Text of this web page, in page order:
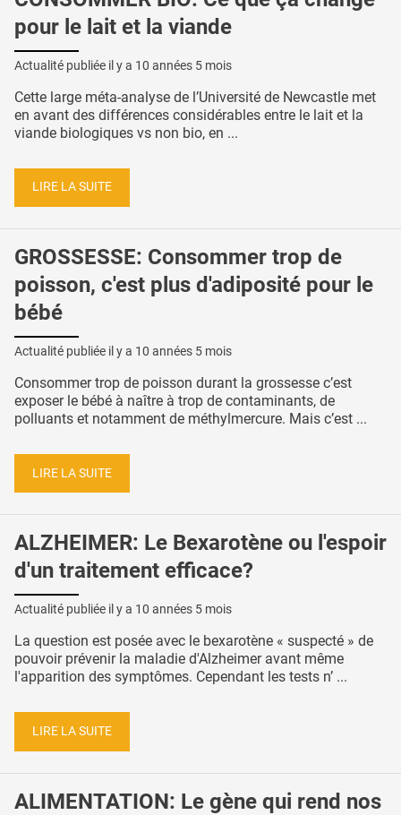
pour le lait et la viande
Actualité publiée il y a 10 années 5 mois
Cette large méta-analyse de l’Université de Newcastle met
en avant des différences considérables entre le lait et la
viande biologiques vs non bio, en ...
LIRE LA SUITE
GROSSESSE: Consommer trop de
poisson, c'est plus d'adiposité pour le
bébé
Actualité publiée il y a 10 années 5 mois
Consommer trop de poisson durant la grossesse c’est
exposer le bébé à naître à trop de contaminants, de
polluants et notamment de méthylmercure. Mais c’est ...
LIRE LA SUITE
ALZHEIMER: Le Bexarotène ou l'espoir
d'un traitement efficace?
Actualité publiée il y a 10 années 5 mois
La question est posée avec le bexarotène « suspecté » de
pouvoir prévenir la maladie d'Alzheimer avant même
l'apparition des symptômes. Cependant les tests n’ ...
LIRE LA SUITE
ALIMENTATION: Le gène qui rend nos